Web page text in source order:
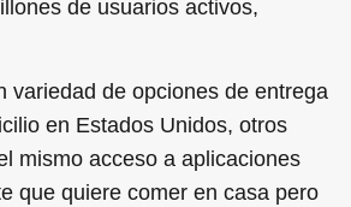
de usuarios activos,
variedad de opciones de entrega
en Estados Unidos, otros
mismo acceso a aplicaciones
que quiere comer en casa pero